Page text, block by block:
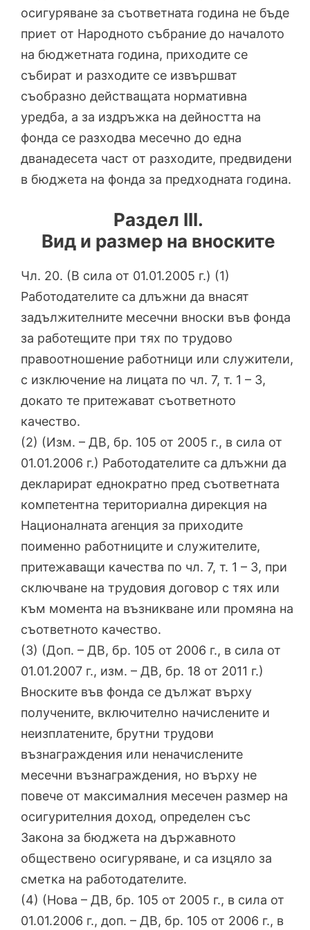
осигуряване за съответната година не бъде
приет от Народното събрание до началото
на бюджетната година, приходите се
събират и разходите се извършват
съобразно действащата нормативна
уредба, а за издръжка на дейността на
фонда се разходва месечно до една
дванадесета част от разходите, предвидени
в бюджета на фонда за предходната година.
Раздел III.
Вид и размер на вноските
Чл. 20. (В сила от 01.01.2005 г.) (1)
Работодателите са длъжни да внасят
задължителните месечни вноски във фонда
за работещите при тях по трудово
правоотношение работници или служители,
с изключение на лицата по чл. 7, т. 1 – 3,
докато те притежават съответното
качество.
(2) (Изм. – ДВ, бр. 105 от 2005 г., в сила от
01.01.2006 г.) Работодателите са длъжни да
декларират еднократно пред съответната
компетентна териториална дирекция на
Националната агенция за приходите
поименно работниците и служителите,
притежаващи качества по чл. 7, т. 1 – 3, при
сключване на трудовия договор с тях или
към момента на възникване или промяна на
съответното качество.
(3) (Доп. – ДВ, бр. 105 от 2006 г., в сила от
01.01.2007 г., изм. – ДВ, бр. 18 от 2011 г.)
Вноските във фонда се дължат върху
получените, включително начислените и
неизплатените, брутни трудови
възнаграждения или неначислените
месечни възнаграждения, но върху не
повече от максималния месечен размер на
осигурителния доход, определен със
Закона за бюджета на държавното
обществено осигуряване, и са изцяло за
сметка на работодателите.
(4) (Нова – ДВ, бр. 105 от 2005 г., в сила от
01.01.2006 г., доп. – ДВ, бр. 105 от 2006 г., в